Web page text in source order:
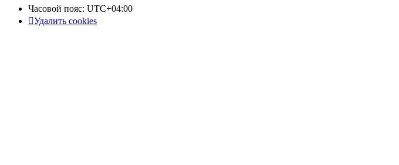
Часовой пояс: UTC+04:00
Удалить cookies